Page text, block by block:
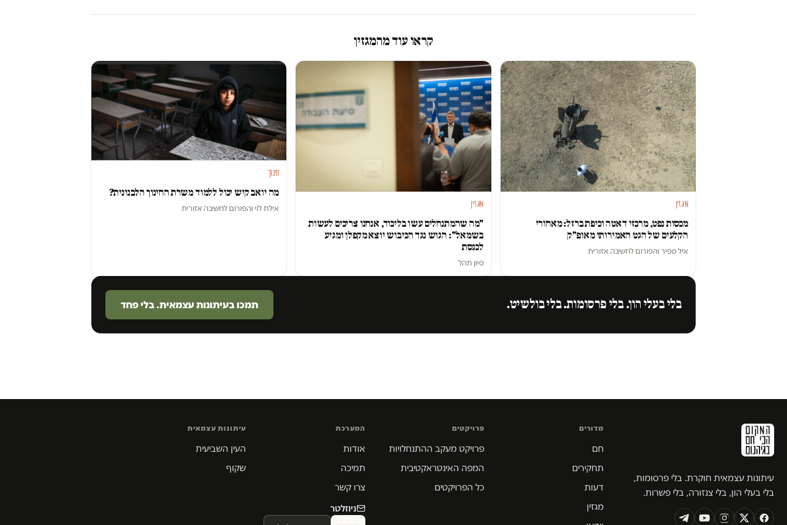
קראו עוד מהמגזין
מגזין
מכסות נפט, מרכזי דאטה וכיפת ברזל: מאחורי
הקלעים של הגט האמירותי מאופ"ק
איל ספיר והפורום לחשיבה אזורית
מגזין
"מה שהמתנחלים עשו בליכוד, אנחנו צריכים לעשות
בשמאל": הגוש נגד הכיבוש יוצא מקפלן ומגיע
לכנסת
סיון תהל
חינוך
מה יואב קיש יכול ללמוד משרת החינוך הלבנונית?
אילת לויוהפורום לחשיבה אזורית
בלי בעלי הון. בלי פרסומות. בלי בולשיט. תמכו בעיתונות עצמאית. בלי פחד
עיתונות עצמאית חוקרת. בלי פרסומות,
בלי בעלי הון, בלי צנזורה, בלי פשרות.
מדורים
חם
תחקירים
דעות
מגזין
פרויקטים
פרויקט מעקב ההתנחלויות
המפה האינטראקטיבית
כל הפרויקטים
המערכת
אודות
תמיכה
צרו קשר
ניוזלטר
עיתונות עצמאית
העין השביעית
שקוף